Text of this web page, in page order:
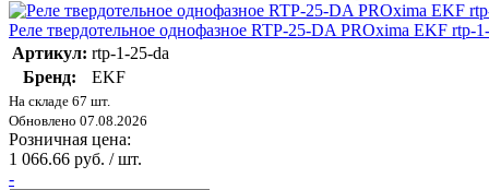
Реле твердотельное однофазное RTP-25-DA PROxima EKF rtp-
Артикул: rtp-1-25-da
Бренд:
EKF
На складе 67 шт.
Обновлено 07.08.2026
Розничная цена:
1 066.66 руб. / шт.
-